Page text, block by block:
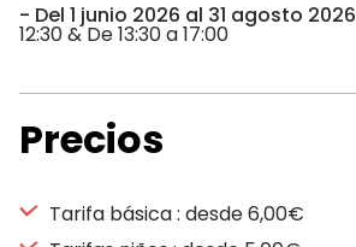
Del 1 junio 2026 al 31 agosto 2026
12:30 & De 13:30 a 17:00
Precios
Tarifa básica : desde 6,00€